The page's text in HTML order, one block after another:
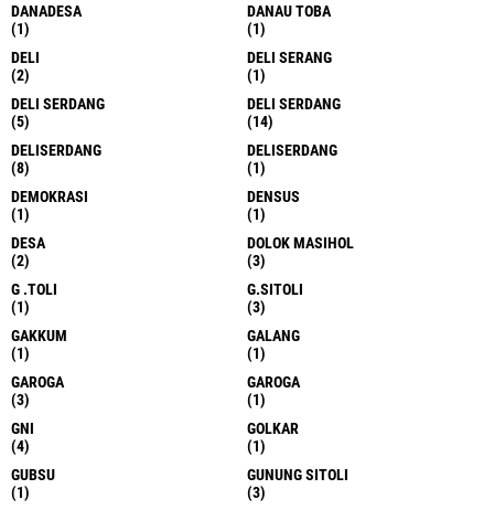
DANADESA
(1)
DANAU TOBA
(1)
DELI
(2)
DELI SERANG
(1)
DELI SERDANG
(5)
DELI SERDANG
(14)
DELISERDANG
(8)
DELISERDANG
(1)
DEMOKRASI
(1)
DENSUS
(1)
DESA
(2)
DOLOK MASIHOL
(3)
G .TOLI
(1)
G.SITOLI
(3)
GAKKUM
(1)
GALANG
(1)
GAROGA
(3)
GAROGA
(1)
GNI
(4)
GOLKAR
(1)
GUBSU
(1)
GUNUNG SITOLI
(3)